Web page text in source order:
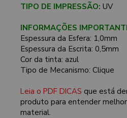
TIPO DE IMPRESSÃO: UV
INFORMAÇÕES
Espessura da Esfera: 1,0mm
Espessura da Escrita: 0,5mm
Cor da tinta: azul
Tipo de Mecanismo: Clique
Leia o PDF DICAS que está
produto para entender
material.